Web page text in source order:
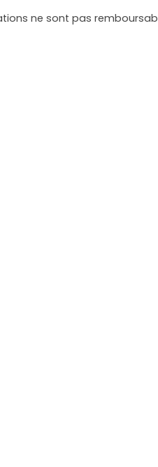
ne sont pas